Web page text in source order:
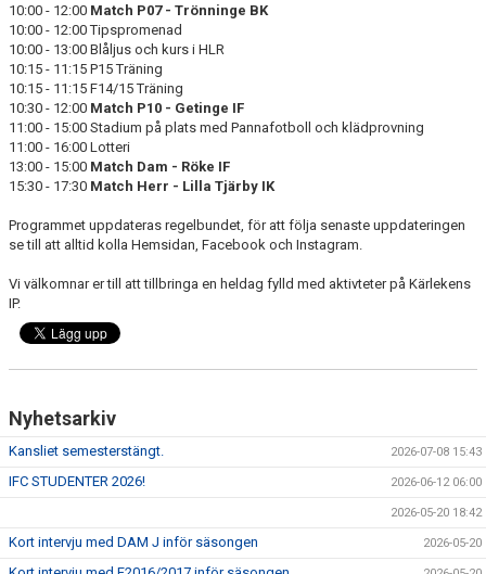
10:00 - 12:00 Match P07 - Trönninge BK
10:00 - 12:00 Tipspromenad
10:00 - 13:00 Blåljus och kurs i HLR
10:15 - 11:15 P15 Träning
10:15 - 11:15 F14/15 Träning
10:30 - 12:00 Match P10 - Getinge IF
11:00 - 15:00 Stadium på plats med Pannafotboll och klädprovning
11:00 - 16:00 Lotteri
13:00 - 15:00 Match Dam - Röke IF
15:30 - 17:30 Match Herr - Lilla Tjärby IK
Programmet uppdateras regelbundet, för att följa senaste uppdateringen
se till att alltid kolla Hemsidan, Facebook och Instagram.
Vi välkomnar er till att tillbringa en heldag fylld med aktivteter på Kärlekens
IP.
Nyhetsarkiv
Kansliet semesterstängt. 2026-07-08 15:43
IFC STUDENTER 2026! 2026-06-12 06:00
2026-05-20 18:42
Kort intervju med DAM J inför säsongen 2026-05-20